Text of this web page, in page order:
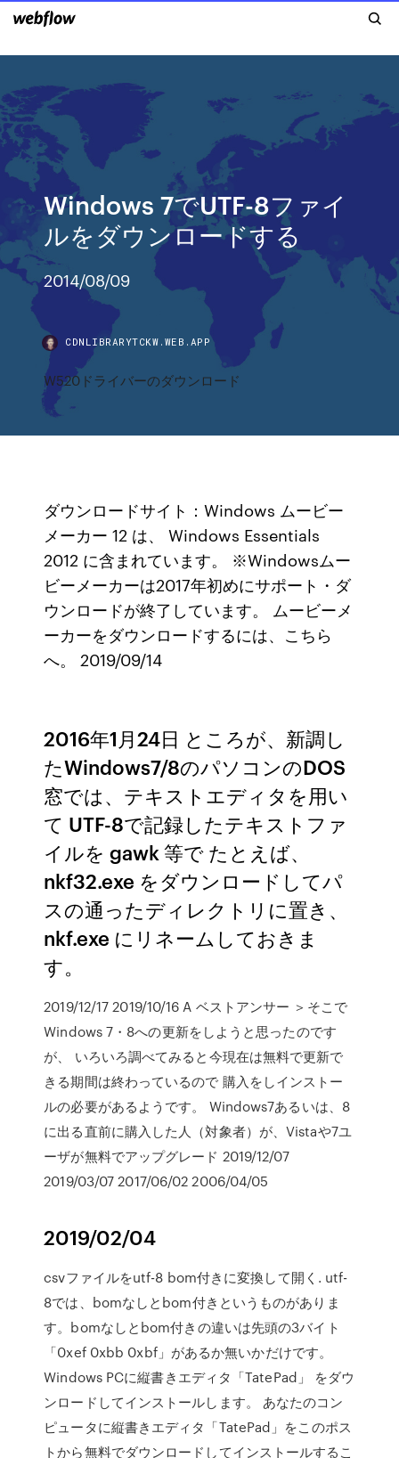
Windows 7でUTF-8ファイ
ルをダウンロードする
2014/08/09
CDNLIBRARYTCKW.WEB.APP
W520ドライバーのダウンロード
ダウンロードサイト：Windows ムービー
メーカー 12 は、 Windows Essentials
2012 に含まれています。 ※Windowsムー
ビーメーカーは2017年初めにサポート・ダ
ウンロードが終了しています。 ムービーメ
ーカーをダウンロードするには、こちら
へ。 2019/09/14
2016年1月24日 ところが、新調し
たWindows7/8のパソコンのDOS
窓では、テキストエディタを用い
て UTF-8で記録したテキストファ
イルを gawk 等で たとえば、
nkf32.exe をダウンロードしてパ
スの通ったディレクトリに置き、
nkf.exe にリネームしておきま
す。
2019/12/17 2019/10/16 A ベストアンサー ＞そこで
Windows 7・8への更新をしようと思ったのです
が、 いろいろ調べてみると今現在は無料で更新で
きる期間は終わっているので 購入をしインストー
ルの必要があるようです。 Windows7あるいは、8
に出る直前に購入した人（対象者）が、Vistaや7ユ
ーザが無料でアップグレード 2019/12/07
2019/03/07 2017/06/02 2006/04/05
2019/02/04
csvファイルをutf-8 bom付きに変換して開く. utf-
8では、bomなしとbom付きというものがありま
す。bomなしとbom付きの違いは先頭の3バイト
「0xef 0xbb 0xbf」があるか無いかだけです。
Windows PCに縦書きエディタ「TatePad」 をダウ
ンロードしてインストールします。 あなたのコン
ピュータに縦書きエディタ「TatePad」をこのポス
トから無料でダウンロードしてインストールするこ